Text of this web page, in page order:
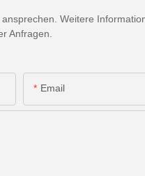
Weitere
Anfragen.
Email